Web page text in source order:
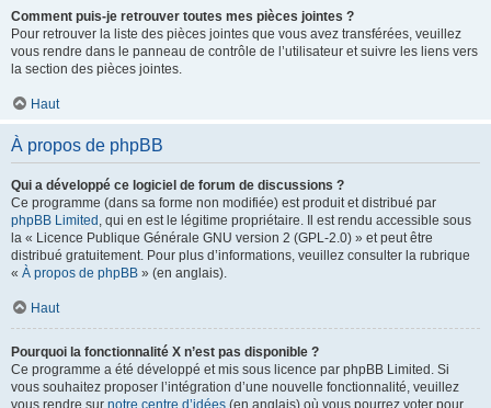
Comment puis-je retrouver toutes mes pièces jointes ?
Pour retrouver la liste des pièces jointes que vous avez transférées, veuillez
vous rendre dans le panneau de contrôle de l’utilisateur et suivre les liens vers
la section des pièces jointes.
Haut
À propos de phpBB
Qui a développé ce logiciel de forum de discussions ?
Ce programme (dans sa forme non modifiée) est produit et distribué par
phpBB Limited , qui en est le légitime propriétaire. Il est rendu accessible sous
la « Licence Publique Générale GNU version 2 (GPL-2.0) » et peut être
distribué gratuitement. Pour plus d’informations, veuillez consulter la rubrique
« À propos de phpBB » (en anglais).
Haut
Pourquoi la fonctionnalité X n’est pas disponible ?
Ce programme a été développé et mis sous licence par phpBB Limited. Si
vous souhaitez proposer l’intégration d’une nouvelle fonctionnalité, veuillez
vous rendre sur notre centre d’idées (en anglais) où vous pourrez voter pour